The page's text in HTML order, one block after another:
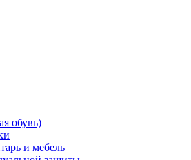
обувь)
и мебель